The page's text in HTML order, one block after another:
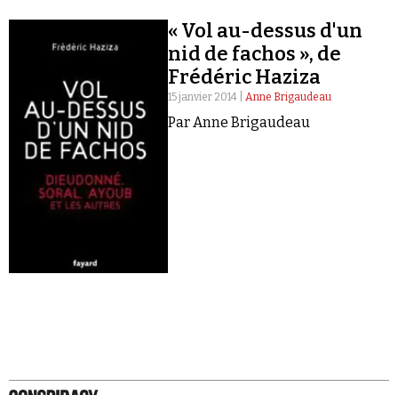
Demander à Vera
septembre. Un choix dangereux, pour notre
contributrice.
« Vol au-dessus d'un
nid de fachos », de
Frédéric Haziza
15 janvier 2014 |Anne Brigaudeau
Par Anne Brigaudeau